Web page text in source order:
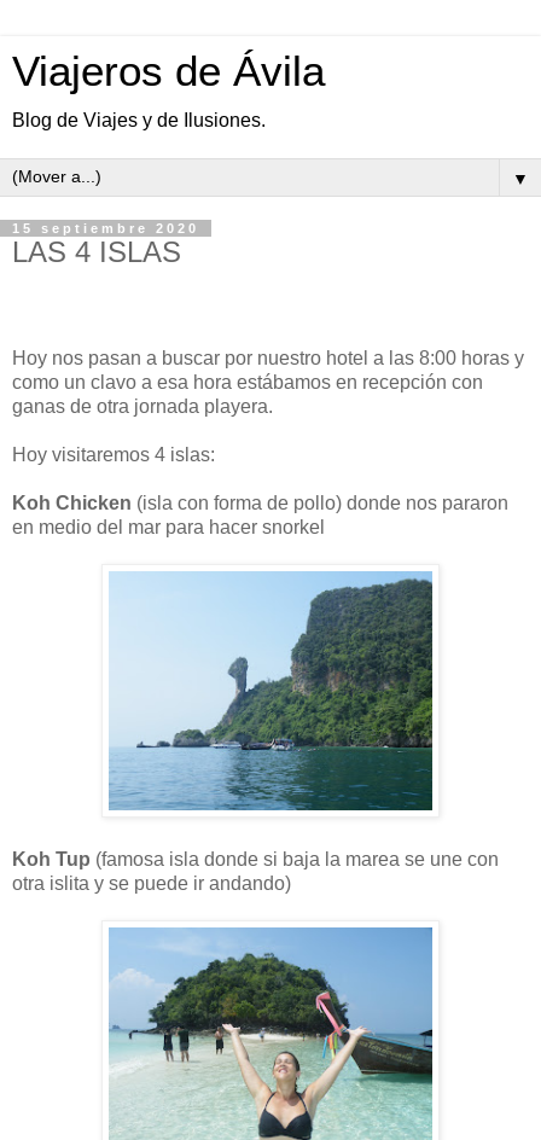
Viajeros de Ávila
Blog de Viajes y de Ilusiones.
▼
15 septiembre 2020
LAS 4 ISLAS
Hoy nos pasan a buscar por nuestro hotel a las 8:00 horas y
como un clavo a esa hora estábamos en recepción con
ganas de otra jornada playera.
Hoy visitaremos 4 islas:
Koh Chicken (isla con forma de pollo) donde nos pararon
en medio del mar para hacer snorkel
Koh Tup (famosa isla donde si baja la marea se une con
otra islita y se puede ir andando)